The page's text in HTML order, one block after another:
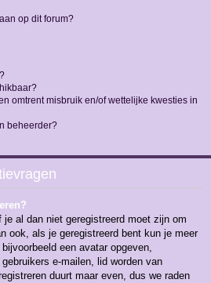
op dit forum?
omtrent misbruik en/of wettelijke kwesties in
beheerder?
je al dan niet geregistreerd moet zijn om
ook, als je geregistreerd bent kun je meer
een avatar opgeven,
e-mailen, lid worden van
duurt maar even, dus we raden